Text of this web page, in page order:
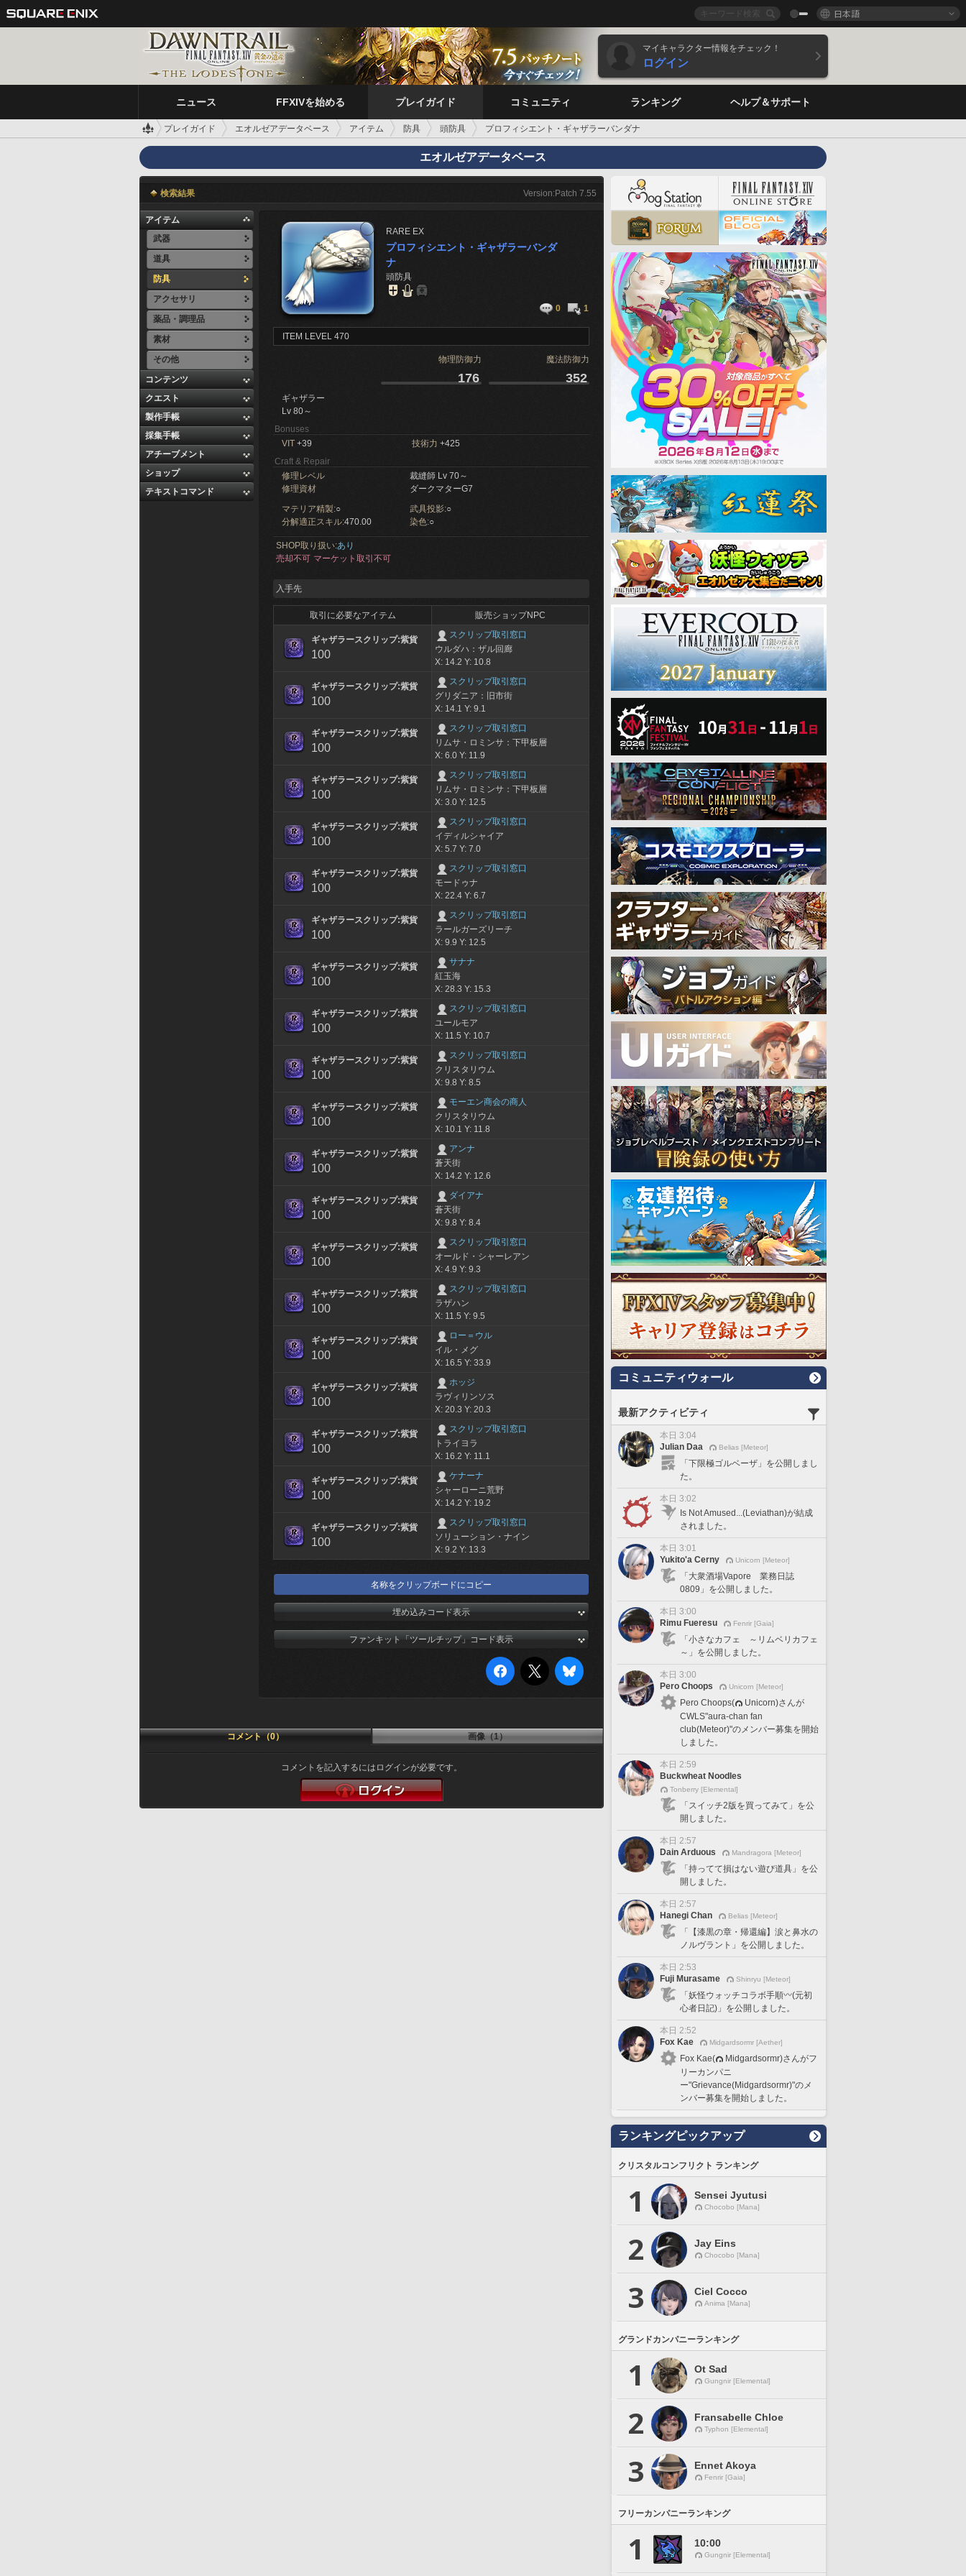
日本語
マイキャラクター情報をチェック！
ログイン
ニュース FFXIVを始める プレイガイド コミュニティ ランキング ヘルプ＆サポート
プレイガイド エオルゼアデータベース アイテム 防具 頭防具 プロフィシエント・ギャザラーバンダナ
エオルゼアデータベース
検索結果 Version:Patch 7.55
アイテム
武器
道具
防具
アクセサリ
薬品・調理品
素材
その他
コンテンツ
クエスト
製作手帳
採集手帳
アチーブメント
ショップ
テキストコマンド
RARE EX
プロフィシエント・ギャザラーバンダ
ナ
頭防具
0 1
ITEM LEVEL 470
物理防御力 魔法防御力
176 352
ギャザラー
Lv 80～
Bonuses
VIT +39 技術力 +425
Craft & Repair
修理レベル
裁縫師 Lv 70～
修理資材
ダークマターG7
マテリア精製:○ 武具投影:○
分解適正スキル:470.00 染色:○
SHOP取り扱い:あり
売却不可 マーケット取引不可
入手先
取引に必要なアイテム 販売ショップNPC
ギャザラースクリップ:紫貨
100
スクリップ取引窓口
ウルダハ：ザル回廊
X: 14.2 Y: 10.8
ギャザラースクリップ:紫貨
100
スクリップ取引窓口
グリダニア：旧市街
X: 14.1 Y: 9.1
ギャザラースクリップ:紫貨
100
スクリップ取引窓口
リムサ・ロミンサ：下甲板層
X: 6.0 Y: 11.9
ギャザラースクリップ:紫貨
100
スクリップ取引窓口
リムサ・ロミンサ：下甲板層
X: 3.0 Y: 12.5
ギャザラースクリップ:紫貨
100
スクリップ取引窓口
イディルシャイア
X: 5.7 Y: 7.0
ギャザラースクリップ:紫貨
100
スクリップ取引窓口
モードゥナ
X: 22.4 Y: 6.7
ギャザラースクリップ:紫貨
100
スクリップ取引窓口
ラールガーズリーチ
X: 9.9 Y: 12.5
ギャザラースクリップ:紫貨
100
サナナ
紅玉海
X: 28.3 Y: 15.3
ギャザラースクリップ:紫貨
100
スクリップ取引窓口
ユールモア
X: 11.5 Y: 10.7
ギャザラースクリップ:紫貨
100
スクリップ取引窓口
クリスタリウム
X: 9.8 Y: 8.5
ギャザラースクリップ:紫貨
100
モーエン商会の商人
クリスタリウム
X: 10.1 Y: 11.8
ギャザラースクリップ:紫貨
100
アンナ
蒼天街
X: 14.2 Y: 12.6
ギャザラースクリップ:紫貨
100
ダイアナ
蒼天街
X: 9.8 Y: 8.4
ギャザラースクリップ:紫貨
100
スクリップ取引窓口
オールド・シャーレアン
X: 4.9 Y: 9.3
ギャザラースクリップ:紫貨
100
スクリップ取引窓口
ラザハン
X: 11.5 Y: 9.5
ギャザラースクリップ:紫貨
100
ロー＝ウル
イル・メグ
X: 16.5 Y: 33.9
ギャザラースクリップ:紫貨
100
ホッジ
ラヴィリンソス
X: 20.3 Y: 20.3
ギャザラースクリップ:紫貨
100
スクリップ取引窓口
トライヨラ
X: 16.2 Y: 11.1
ギャザラースクリップ:紫貨
100
ケナーナ
シャーローニ荒野
X: 14.2 Y: 19.2
ギャザラースクリップ:紫貨
100
スクリップ取引窓口
ソリューション・ナイン
X: 9.2 Y: 13.3
名称をクリップボードにコピー
埋め込みコード表示
ファンキット「ツールチップ」コード表示
コメント（0） 画像（1）
コメントを記入するにはログインが必要です。
コミュニティウォール
最新アクティビティ
本日 3:04
Julian Daa
Belias [Meteor]
「下限極ゴルベーザ」を公開しまし
た。
本日 3:02
Is Not Amused...(Leviathan)が結成
されました。
本日 3:01
Yukito'a Cerny
Unicorn [Meteor]
「大衆酒場Vapore 業務日誌
0809」を公開しました。
本日 3:00
Rimu Fueresu
Fenrir [Gaia]
「小さなカフェ ～リムベリカフェ
～」を公開しました。
本日 3:00
Pero Choops
Unicorn [Meteor]
Pero Choops(
Unicorn)さんが
CWLS"aura-chan fan
club(Meteor)"のメンバー募集を開始
しました。
本日 2:59
Buckwheat Noodles
Tonberry [Elemental]
「スイッチ2版を買ってみて」を公
開しました。
本日 2:57
Dain Arduous
Mandragora [Meteor]
「持ってて損はない遊び道具」を公
開しました。
本日 2:57
Hanegi Chan
Belias [Meteor]
「【漆黒の章・帰還編】涙と鼻水の
ノルヴラント」を公開しました。
本日 2:53
Fuji Murasame
Shinryu [Meteor]
「妖怪ウォッチコラボ手順〰️(元初
心者日記)」を公開しました。
本日 2:52
Fox Kae
Midgardsormr [Aether]
Fox Kae(
Midgardsormr)さんがフ
リーカンパニ
ー"Grievance(Midgardsormr)"のメ
ンバー募集を開始しました。
ランキングピックアップ
クリスタルコンフリクト ランキング
1 Sensei Jyutusi
Chocobo [Mana]
2 Jay Eins
Chocobo [Mana]
3 Ciel Cocco
Anima [Mana]
グランドカンパニーランキング
1 Ot Sad
Gungnir [Elemental]
2 Fransabelle Chloe
Typhon [Elemental]
3 Ennet Akoya
Fenrir [Gaia]
フリーカンパニーランキング
1 10:00
Gungnir [Elemental]